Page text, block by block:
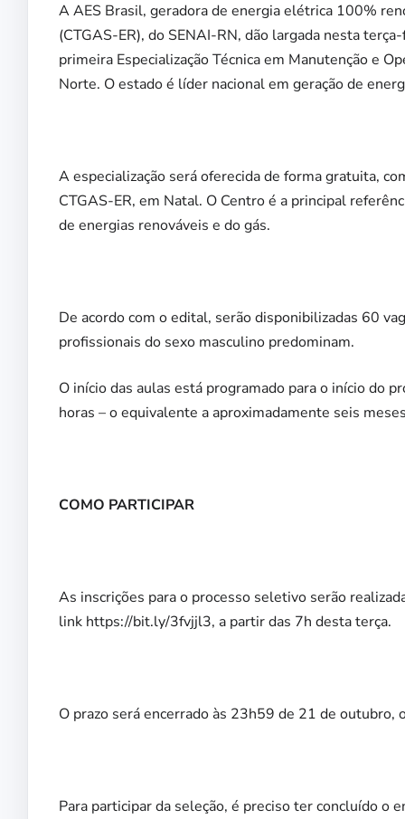
A AES Brasil, geradora de energia elétrica 100%
(CTGAS-ER), do SENAI-RN, dão largada nesta
primeira Especialização Técnica em Manutenção e
Norte. O estado é líder nacional em geração de
A especialização será oferecida de forma gratuita,
CTGAS-ER, em Natal. O Centro é a principal
de energias renováveis e do gás.
De acordo com o edital, serão disponibilizadas 60
profissionais do sexo masculino predominam.
O início das aulas está programado para o início do
horas – o equivalente a aproximadamente seis
COMO PARTICIPAR
As inscrições para o processo seletivo serão
link https://bit.ly/3fvjjl3, a partir das 7h desta terça.
O prazo será encerrado às 23h59 de 21 de
Para participar da seleção, é preciso ter concluído